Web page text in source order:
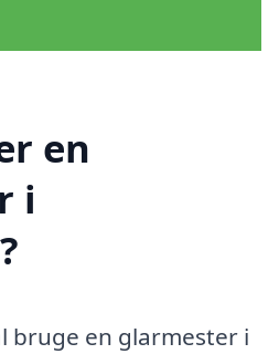
en
i
bruge en glarmester i